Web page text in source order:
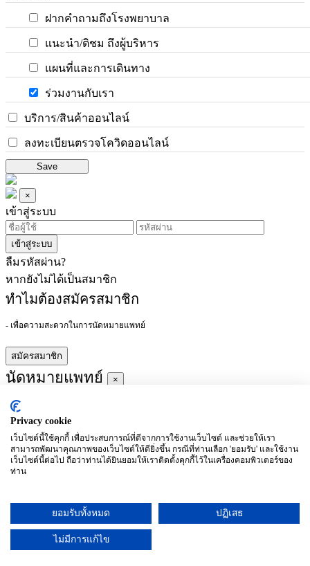
ฝากคำถามถึงโรงพยาบาล
แนะนำ/ติชม ถึงผู้บริหาร
แผนที่และการเดินทาง
ร่วมงานกับเรา
บริการ/สินค้าออนไลน์
ลงทะเบียนตรวจโควิดออนไลน์
Save
×
เข้าสู่ระบบ
เข้าสู่ระบบ
ลืมรหัสผ่าน?
หากยังไม่ได้เป็นสมาชิก
ทำไมต้องสมัครสมาชิก
- เพื่อความสะดวกในการนัดหมายแพทย์
สมัครสมาชิก
นัดหมายแพทย์ ×
ผู้ชำนาญการ
ประจำ :
อาทิตย์
จันทร์
(27/09)
อังคาร
(28/09)
พุธ
พฤหัสบดี
ศุกร์
เสาร์
Privacy cookie
เว็บไซต์นี้ใช้คุกกี้ เพื่อประสบการณ์ที่ดีจากการใช้งานเว็บไซต์ และช่วยให้เรา
สามารถพัฒนาคุณภาพของเว็บไซต์ให้ดียิ่งขึ้น กรณีที่ท่านเลือก 'ยอมรับ' และใช้งาน
เว็บไซต์นี้ต่อไป ถือว่าท่านได้ยินยอมให้เราติดตั้งคุกกี้ไว้ในเครื่องคอมพิวเตอร์ของ
ท่าน
ยอมรับทั้งหมด ปฏิเสธ
ไม่มีการแก้ไข